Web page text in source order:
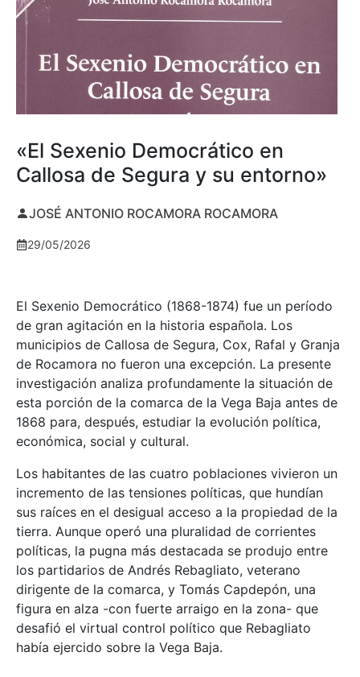
«El Sexenio Democrático en
Callosa de Segura y su entorno»
JOSÉ ANTONIO ROCAMORA ROCAMORA
29/05/2026
El Sexenio Democrático (1868-1874) fue un período
de gran agitación en la historia española. Los
municipios de Callosa de Segura, Cox, Rafal y Granja
de Rocamora no fueron una excepción. La presente
investigación analiza profundamente la situación de
esta porción de la comarca de la Vega Baja antes de
1868 para, después, estudiar la evolución política,
económica, social y cultural.
Los habitantes de las cuatro poblaciones vivieron un
incremento de las tensiones políticas, que hundían
sus raíces en el desigual acceso a la propiedad de la
tierra. Aunque operó una pluralidad de corrientes
políticas, la pugna más destacada se produjo entre
los partidarios de Andrés Rebagliato, veterano
dirigente de la comarca, y Tomás Capdepón, una
figura en alza -con fuerte arraigo en la zona- que
desafió el virtual control político que Rebagliato
había ejercido sobre la Vega Baja.